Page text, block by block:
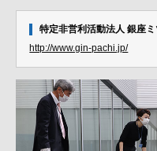
特定非営利活動法人 銀座
http://www.gin-pachi.jp/